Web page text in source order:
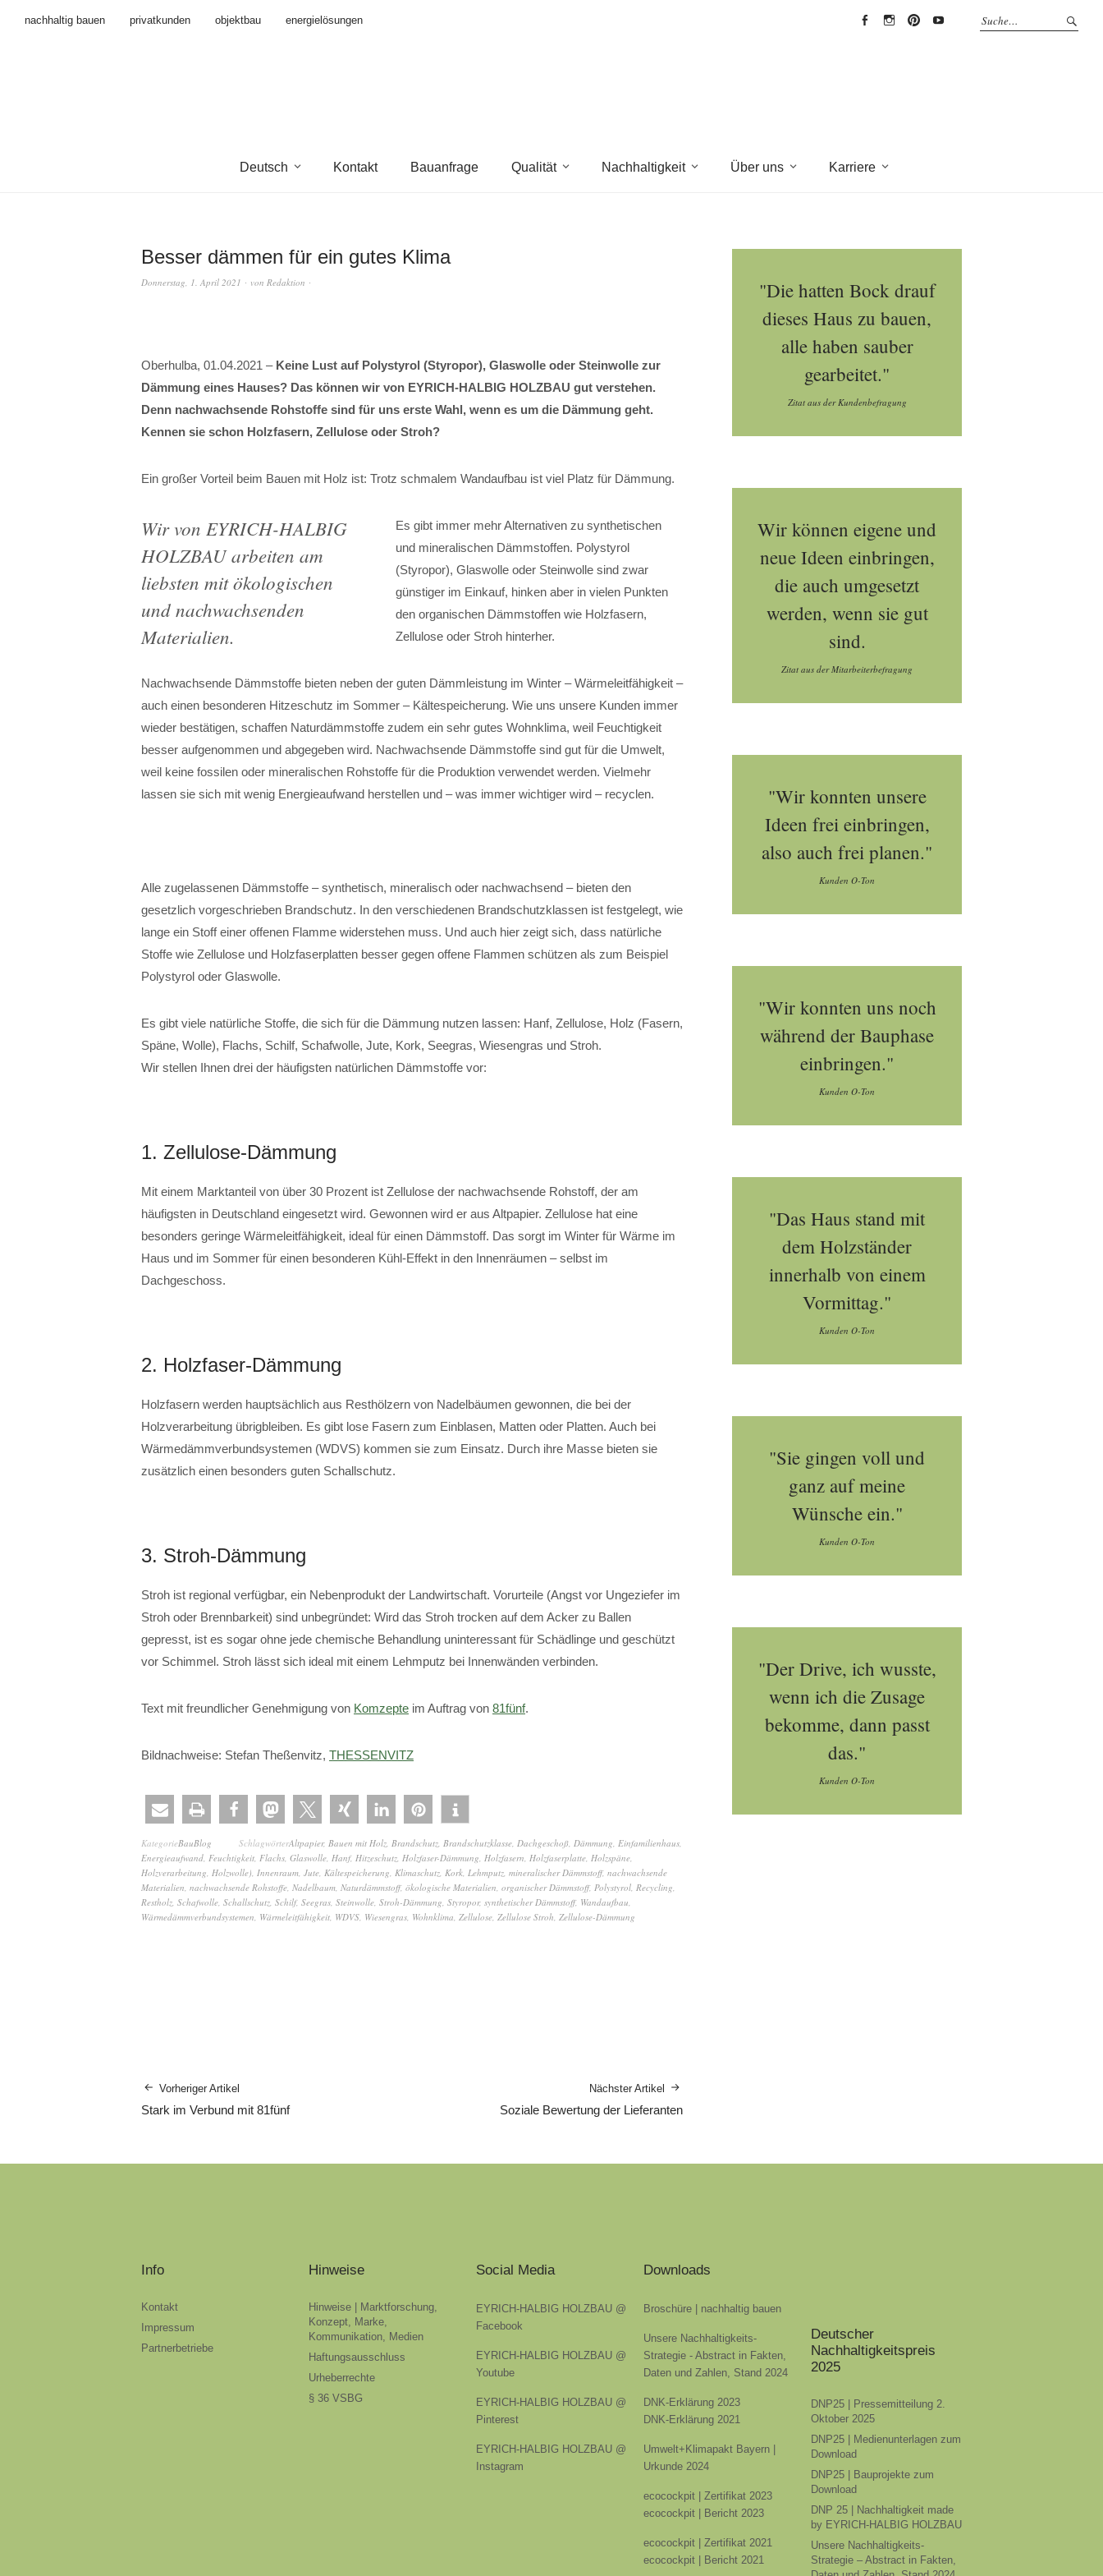
nachhaltig bauen privatkunden objektbau
energielösungen
Deutsch Kontakt Bauanfrage Qualität Nachhaltigkeit Über uns Karriere
Besser dämmen für ein gutes Klima
Donnerstag, 1. April 2021 von Redaktion
Oberhulba, 01.04.2021 – Keine Lust auf Polystyrol (Styropor), Glaswolle oder Steinwolle zur
Dämmung eines Hauses? Das können wir von EYRICH-HALBIG HOLZBAU gut verstehen.
Denn nachwachsende Rohstoffe sind für uns erste Wahl, wenn es um die Dämmung geht.
Kennen sie schon Holzfasern, Zellulose oder Stroh?
Ein großer Vorteil beim Bauen mit Holz ist: Trotz schmalem Wandaufbau ist viel Platz für Dämmung.
Wir von EYRICH-HALBIG
HOLZBAU arbeiten am
liebsten mit ökologischen
und nachwachsenden
Materialien.
Es gibt immer mehr Alternativen zu synthetischen
und mineralischen Dämmstoffen. Polystyrol
(Styropor), Glaswolle oder Steinwolle sind zwar
günstiger im Einkauf, hinken aber in vielen Punkten
den organischen Dämmstoffen wie Holzfasern,
Zellulose oder Stroh hinterher.
Nachwachsende Dämmstoffe bieten neben der guten Dämmleistung im Winter – Wärmeleitfähigkeit –
auch einen besonderen Hitzeschutz im Sommer – Kältespeicherung. Wie uns unsere Kunden immer
wieder bestätigen, schaffen Naturdämmstoffe zudem ein sehr gutes Wohnklima, weil Feuchtigkeit
besser aufgenommen und abgegeben wird. Nachwachsende Dämmstoffe sind gut für die Umwelt,
weil keine fossilen oder mineralischen Rohstoffe für die Produktion verwendet werden. Vielmehr
lassen sie sich mit wenig Energieaufwand herstellen und – was immer wichtiger wird – recyclen.
Alle zugelassenen Dämmstoffe – synthetisch, mineralisch oder nachwachsend – bieten den
gesetzlich vorgeschrieben Brandschutz. In den verschiedenen Brandschutzklassen ist festgelegt, wie
lange ein Stoff einer offenen Flamme widerstehen muss. Und auch hier zeigt sich, dass natürliche
Stoffe wie Zellulose und Holzfaserplatten besser gegen offene Flammen schützen als zum Beispiel
Polystyrol oder Glaswolle.
Es gibt viele natürliche Stoffe, die sich für die Dämmung nutzen lassen: Hanf, Zellulose, Holz (Fasern,
Späne, Wolle), Flachs, Schilf, Schafwolle, Jute, Kork, Seegras, Wiesengras und Stroh.
Wir stellen Ihnen drei der häufigsten natürlichen Dämmstoffe vor:
1. Zellulose-Dämmung
Mit einem Marktanteil von über 30 Prozent ist Zellulose der nachwachsende Rohstoff, der am
häufigsten in Deutschland eingesetzt wird. Gewonnen wird er aus Altpapier. Zellulose hat eine
besonders geringe Wärmeleitfähigkeit, ideal für einen Dämmstoff. Das sorgt im Winter für Wärme im
Haus und im Sommer für einen besonderen Kühl-Effekt in den Innenräumen – selbst im
Dachgeschoss.
2. Holzfaser-Dämmung
Holzfasern werden hauptsächlich aus Resthölzern von Nadelbäumen gewonnen, die bei der
Holzverarbeitung übrigbleiben. Es gibt lose Fasern zum Einblasen, Matten oder Platten. Auch bei
Wärmedämmverbundsystemen (WDVS) kommen sie zum Einsatz. Durch ihre Masse bieten sie
zusätzlich einen besonders guten Schallschutz.
3. Stroh-Dämmung
Stroh ist regional verfügbar, ein Nebenprodukt der Landwirtschaft. Vorurteile (Angst vor Ungeziefer im
Stroh oder Brennbarkeit) sind unbegründet: Wird das Stroh trocken auf dem Acker zu Ballen
gepresst, ist es sogar ohne jede chemische Behandlung uninteressant für Schädlinge und geschützt
vor Schimmel. Stroh lässt sich ideal mit einem Lehmputz bei Innenwänden verbinden.
Text mit freundlicher Genehmigung von Komzepte im Auftrag von 81fünf.
Bildnachweise: Stefan Theßenvitz, THESSENVITZ
KategorieBauBlog SchlagwörterAltpapier, Bauen mit Holz Brandschutz Brandschutzklasse Dachgeschoß Dämmung Einfamilienhaus
Energieaufwand Feuchtigkeit Flachs Glaswolle Hanf, Hitzeschutz Holzfaser-Dämmung Holzfasern Holzfaserplatte Holzspäne
Holzverarbeitung Holzwolle) Innenraum Jute Kältespeicherung Klimaschutz Kork Lehmputz mineralischer Dämmstoff, nachwachsende
Materialien nachwachsende Rohstoffe Nadelbaum Naturdämmstoff, ökologische Materialien organischer Dämmstoff, Polystyrol Recycling
Restholz Schafwolle Schallschutz Schilf, Seegras Steinwolle Stroh-Dämmung Styropor, synthetischer Dämmstoff, Wandaufbau
Wärmedämmverbundsystemen Wärmeleitfähigkeit WDVS Wiesengras Wohnklima Zellulose Zellulose Stroh Zellulose-Dämmung
Vorheriger Artikel
Stark im Verbund mit 81fünf
Nächster Artikel
Soziale Bewertung der Lieferanten
"Die hatten Bock drauf
dieses Haus zu bauen,
alle haben sauber
gearbeitet."
Zitat aus der Kundenbefragung
Wir können eigene und
neue Ideen einbringen,
die auch umgesetzt
werden, wenn sie gut
sind.
Zitat aus der Mitarbeiterbefragung
"Wir konnten unsere
Ideen frei einbringen,
also auch frei planen."
Kunden O-Ton
"Wir konnten uns noch
während der Bauphase
einbringen."
Kunden O-Ton
"Das Haus stand mit
dem Holzständer
innerhalb von einem
Vormittag."
Kunden O-Ton
"Sie gingen voll und
ganz auf meine
Wünsche ein."
Kunden O-Ton
"Der Drive, ich wusste,
wenn ich die Zusage
bekomme, dann passt
das."
Kunden O-Ton
Info
Kontakt
Impressum
Partnerbetriebe
Hinweise
Hinweise | Marktforschung,
Konzept, Marke,
Kommunikation, Medien
Haftungsausschluss
Urheberrechte
§ 36 VSBG
Social Media
EYRICH-HALBIG HOLZBAU @
Facebook
EYRICH-HALBIG HOLZBAU @
Youtube
EYRICH-HALBIG HOLZBAU @
Pinterest
EYRICH-HALBIG HOLZBAU @
Instagram
Downloads
Broschüre | nachhaltig bauen
Unsere Nachhaltigkeits-
Strategie - Abstract in Fakten,
Daten und Zahlen, Stand 2024
DNK-Erklärung 2023
DNK-Erklärung 2021
Umwelt+Klimapakt Bayern |
Urkunde 2024
ecocockpit | Zertifikat 2023
ecocockpit | Bericht 2023
ecocockpit | Zertifikat 2021
ecocockpit | Bericht 2021
Deutscher
Nachhaltigkeitspreis
2025
DNP25 | Pressemitteilung 2.
Oktober 2025
DNP25 | Medienunterlagen zum
Download
DNP25 | Bauprojekte zum
Download
DNP 25 | Nachhaltigkeit made
by EYRICH-HALBIG HOLZBAU
Unsere Nachhaltigkeits-
Strategie – Abstract in Fakten,